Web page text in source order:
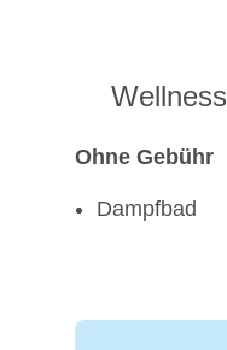
Wellness
Ohne Gebühr
Dampfbad